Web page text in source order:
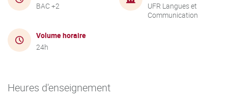
BAC +2
UFR Langues et
Communication
Volume horaire
24h
Heures d'enseignement